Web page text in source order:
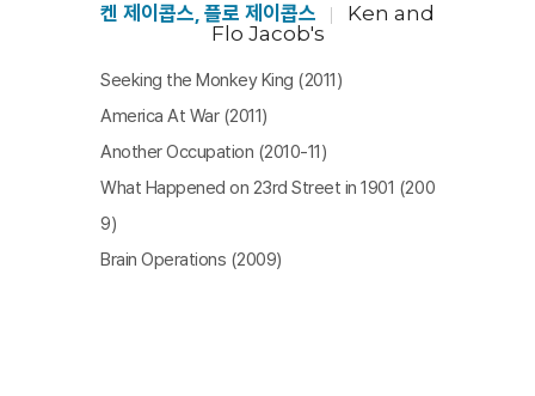
켄 제이콥스, 플로 제이콥스
Ken and
Flo Jacob's
Seeking the Monkey King (2011)
America At War (2011)
Another Occupation (2010-11)
What Happened on 23rd Street in 1901 (200
9)
Brain Operations (2009)